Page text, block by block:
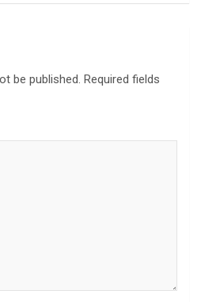
be published. Required fields